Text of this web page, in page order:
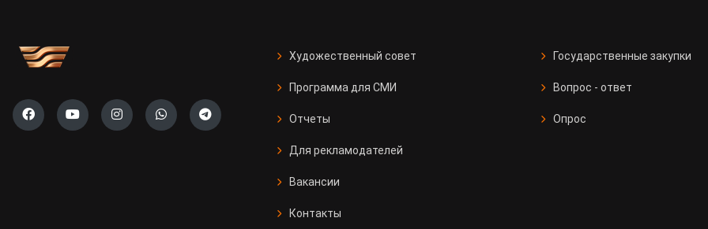
Художественный совет
Программа для СМИ
Отчеты
Для рекламодателей
Вакансии
Контакты
Государственные закупки
Вопрос - ответ
Опрос